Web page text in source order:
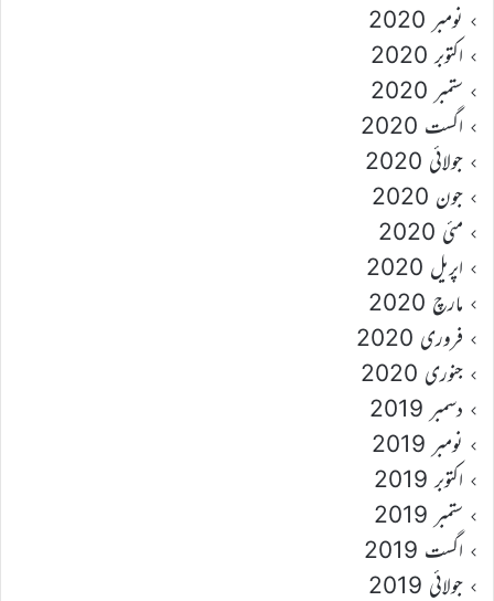
نومبر 2020
اکتوبر 2020
ستمبر 2020
اگست 2020
جولائی 2020
جون 2020
مئی 2020
اپریل 2020
مارچ 2020
فروری 2020
جنوری 2020
دسمبر 2019
نومبر 2019
اکتوبر 2019
ستمبر 2019
اگست 2019
جولائی 2019